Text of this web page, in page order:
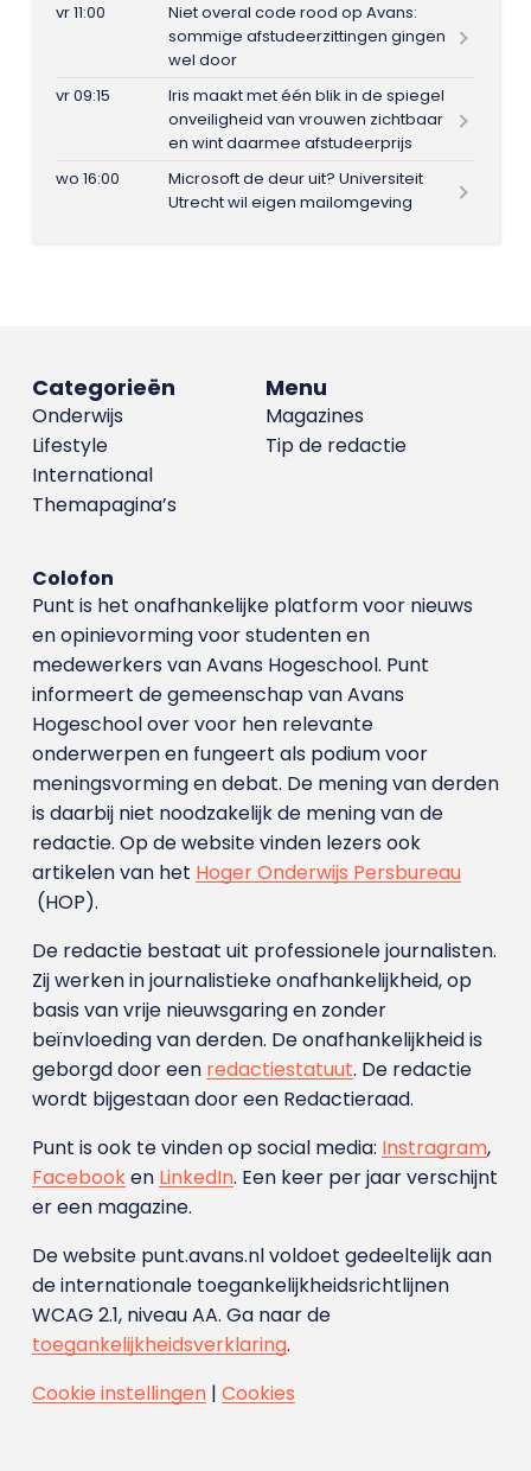
vr 11:00
Niet overal code rood op Avans:
sommige afstudeerzittingen gingen
wel door
vr 09:15
Iris maakt met één blik in de spiegel
onveiligheid van vrouwen zichtbaar
en wint daarmee afstudeerprijs
wo 16:00
Microsoft de deur uit? Universiteit
Utrecht wil eigen mailomgeving
Menu
Magazines
Tip de redactie
Categorieën
Onderwijs
Lifestyle
International
Themapagina’s
Colofon
Punt is het onafhankelijke platform voor nieuws
en opinievorming voor studenten en
medewerkers van Avans Hoge­school. Punt
informeert de gemeenschap van Avans
Hogeschool over voor hen relevante
onderwerpen en fungeert als podium voor
meningsvorming en debat. De mening van derden
is daarbij niet noodzakelijk de mening van de
redactie. Op de website vinden lezers ook
artikelen van het Hoger Onderwijs Persbureau
(HOP).
De redactie bestaat uit professionele journalisten.
Zij werken in journalistieke onafhankelijkheid, op
basis van vrije nieuwsgaring en zonder
beïnvloeding van derden. De onafhankelijkheid is
geborgd door een redactiestatuut. De redactie
wordt bijgestaan door een Redactieraad.
Punt is ook te vinden op social media: Instragram,
Facebooken LinkedIn. Een keer per jaar verschijnt
er een magazine.
De website punt.avans.nl voldoet gedeeltelijk aan
de internationale toegankelijkheidsrichtlijnen
WCAG 2.1, niveau AA. Ga naar de
toegankelijkheidsverklaring.
Cookie instellingen| Cookies